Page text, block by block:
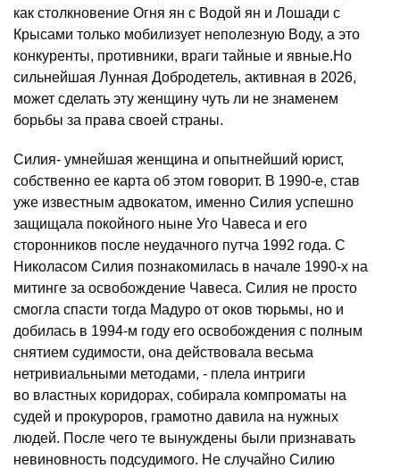
как столкновение Огня ян с Водой ян и Лошади с
Крысами только мобилизует неполезную Воду, а это
конкуренты, противники, враги тайные и явные.Но
сильнейшая Лунная Добродетель, активная в 2026,
может сделать эту женщину чуть ли не знаменем
борьбы за права своей страны.
Силия- умнейшая женщина и опытнейший юрист,
собственно ее карта об этом говорит. В 1990-е, став
уже известным адвокатом, именно Силия успешно
защищала покойного ныне Уго Чавеса и его
сторонников после неудачного путча 1992 года. С
Николасом Силия познакомилась в начале 1990-х на
митинге за освобождение Чавеса. Силия не просто
смогла спасти тогда Мадуро от оков тюрьмы, но и
добилась в 1994-м году его освобождения с полным
снятием судимости, она действовала весьма
нетривиальными методами, - плела интриги
во властных коридорах, собирала компроматы на
судей и прокуроров, грамотно давила на нужных
людей. После чего те вынуждены были признавать
невиновность подсудимого. Не случайно Силию